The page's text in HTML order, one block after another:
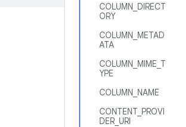
COLUMN_DIRECT
ORY
COLUMN_METAD
ATA
COLUMN_MIME_T
YPE
COLUMN_NAME
CONTENT_PROVI
DER_URI